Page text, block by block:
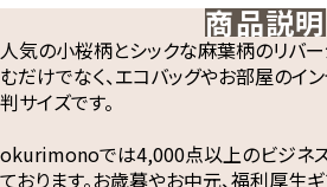
商品説明
人気の小桜柄とシックな麻葉柄のリバ
むだけでなく、エコバッグやお部屋のイ
判サイズです。
okurimonoでは4,000点以上のビジネ
ております。お歳暮やお中元、福利厚生